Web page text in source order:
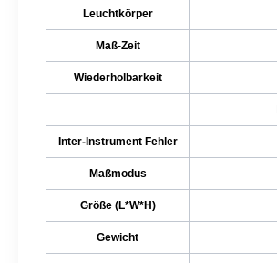
Leuchtkörper
Maß-Zeit
Wiederholbarkeit
Inter-Instrument Fehler
Maßmodus
Größe (L*W*H)
Gewicht